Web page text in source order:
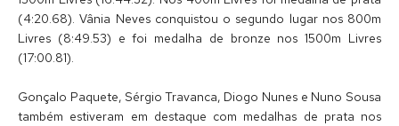
(4:20.68). Vânia Neves conquistou o segundo lugar nos 800m
Livres (8:49.53) e foi medalha de bronze nos 1500m Livres
(17:00.81).
Gonçalo Paquete, Sérgio Travanca, Diogo Nunes e Nuno Sousa
também estiveram em destaque com medalhas de prata nos